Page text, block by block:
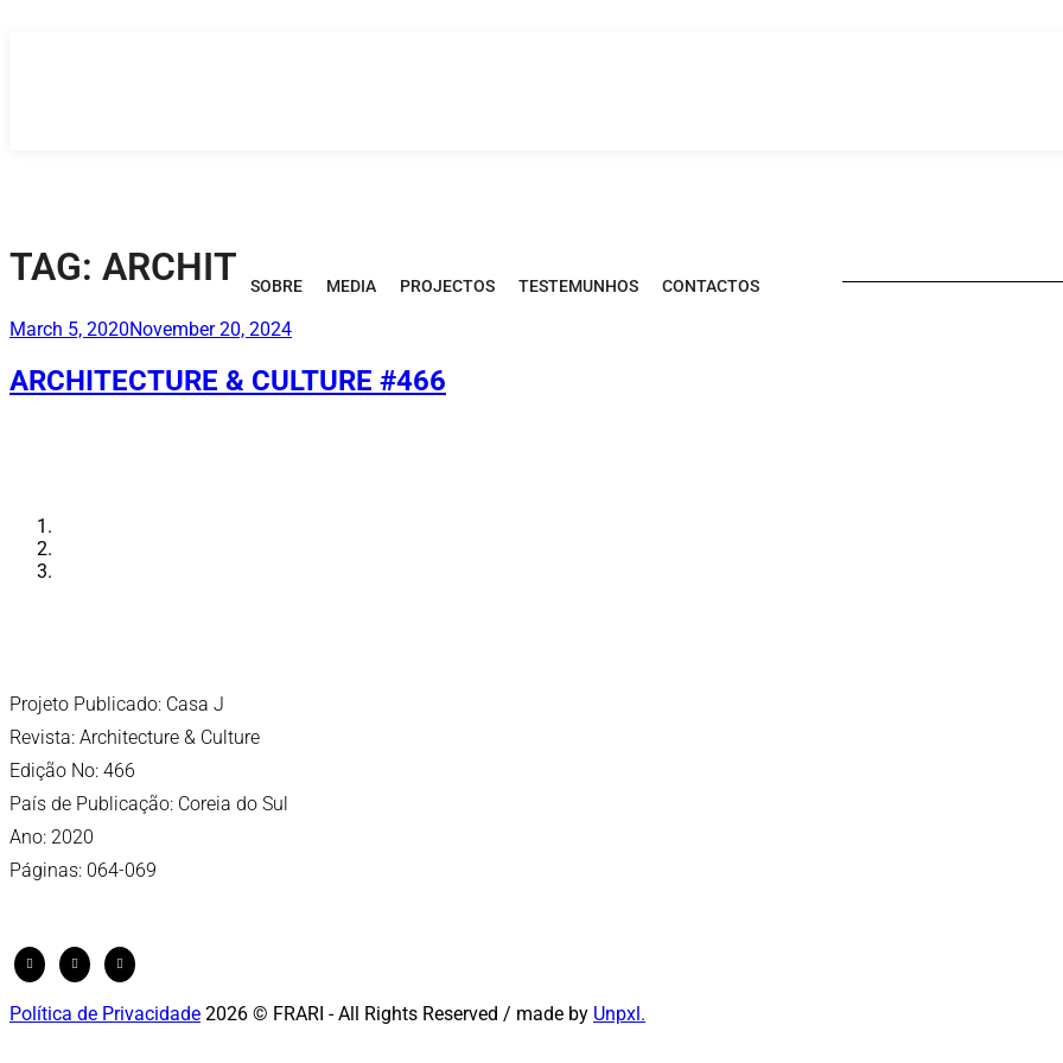
SOBRE MEDIA PROJECTOS TESTEMUNHOS CONTACTOS
por:
TAG: ARCHITECTURE & CULTURE
Publicado
March 5, 2020November 20, 2024
ARCHITECTURE & CULTURE #466
Projeto Publicado: Casa J
Revista: Architecture & Culture
Edição No: 466
País de Publicação: Coreia do Sul
Ano: 2020
Páginas: 064-069
Política de Privacidade 2026 © FRARI - All Rights Reserved / made by Unpxl.